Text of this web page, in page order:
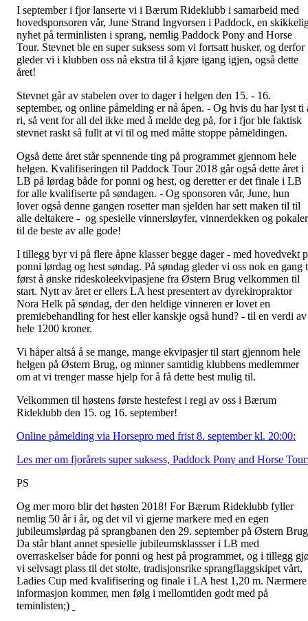
I september i fjor lanserte vi i Bærum Rideklubb i samarbeid med
hovedsponsoren vår, June Strand Ingvorsen i Paddock, en
nyhet på terminlisten i sprang, nemlig Paddock Pony and Horse
Tour. Stevnet ble en super suksess som vi fortsatt husker, og derfor
gleder vi i klubben oss nå ekstra til å kjøre igang igjen, også dette
året!
Stevnet går av stabelen over to dager i helgen den 15. - 16.
september, og online påmelding er nå åpen. - Og hvis du har lyst ti
ri, så vent for all del ikke med å melde deg på, for i fjor ble faktisk
stevnet raskt så fullt at vi til og med måtte stoppe påmeldingen.
Også dette året står spennende ting på programmet gjennom hele
helgen. Kvalifiseringen til Paddock Tour 2018 går også dette året i
LB på lørdag både for ponni og hest, og deretter er det finale i LB
for alle kvalifiserte på søndagen. - Og sponsoren vår, June, hun
lover også denne gangen rosetter man sjelden har sett maken til til
alle deltakere - og spesielle vinnersløyfer, vinnerdekken og pokaler
til de beste av alle gode!
I tillegg byr vi på flere åpne klasser begge dager - med hovedvekt
ponni lørdag og hest søndag. På søndag gleder vi oss nok en gang
først å ønske rideskoleekvipasjene fra Østern Brug velkommen til
start. Nytt av året er ellers LA hest presentert av dyrekiropraktor
Nora Helk på søndag, der den heldige vinneren er lovet en
premiebehandling for hest eller kanskje også hund? - til en verdi av
hele 1200 kroner.
Vi håper altså å se mange, mange ekvipasjer til start gjennom hele
helgen på Østern Brug, og minner samtidig klubbens medlemmer
om at vi trenger masse hjelp for å få dette best mulig til.
Velkommen til høstens første hestefest i regi av oss i Bærum
Rideklubb den 15. og 16. september!
Online påmelding via Horsepro med frist 8. september kl. 20:00:
Les mer om fjorårets super suksess, Paddock Pony and Horse
PS
Og mer moro blir det høsten 2018! For Bærum Rideklubb fyller
nemlig 50 år i år, og det vil vi gjerne markere med en egen
jubileumslørdag på sprangbanen den 29. september på Østern
Da står blant annet spesielle jubileumsklassser i LB med
overraskelser både for ponni og hest på programmet, og i tillegg
vi selvsagt plass til det stolte, tradisjonsrike sprangflaggskipet vårt,
Ladies Cup med kvalifisering og finale i LA hest 1,20 m. Nærmere
informasjon kommer, men følg i mellomtiden godt med på
teminlisten;)